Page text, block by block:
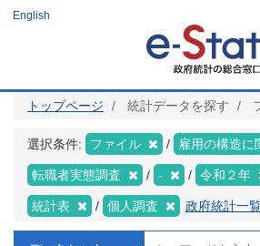
ツ
English
トップページ 統計データを探す
選択条件: ファイル 雇用の構造に
転職者実態調査 - 令和２年
統計表 個人調査 政府統計一